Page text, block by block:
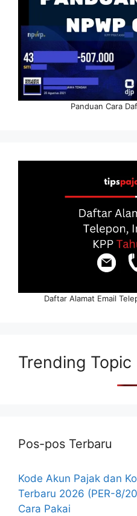
Panduan Cara
Daftar Alamat Email
Trending Topic
Pos-pos Terbaru
Kode Akun Pajak dan
Terbaru 2026 (PER-8/
Cara Pakai